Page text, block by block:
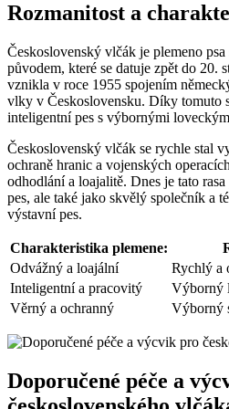
Rozmanitost a
Československý vlčák je plemeno
původem, které se datuje zpět do 20.
vznikla v roce 1955 spojením
vlky v Československu. Díky tomuto
inteligentní pes s výbornými
Československý vlčák se rychle stal
ochraně hranic a vojenských
odhodlání a loajalitě. Dnes je tato
pes, ale také jako skvělý společník a
výstavní pes.
Charakteristika plemene:
Odvážný a loajální
Rychlý a
Inteligentní a pracovitý
Výborný
Věrný a ochranný
Výborný
Doporučené péče a